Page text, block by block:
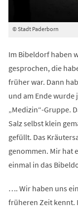
© Stadt Paderborn
Im Bibeldorf haben
gesprochen, die
früher war. Dann
und am Ende
„Medizin“-Gruppe.
Salz selbst klein
gefüllt. Das
genommen. Mir hat
einmal in das
…. Wir haben uns
früheren Zeit kennt.